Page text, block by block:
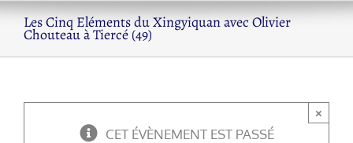
Les Cinq Eléments du Xingyiquan avec Olivier
Chouteau à Tiercé (49)
CET ÉVÈNEMENT EST PASSÉ
×